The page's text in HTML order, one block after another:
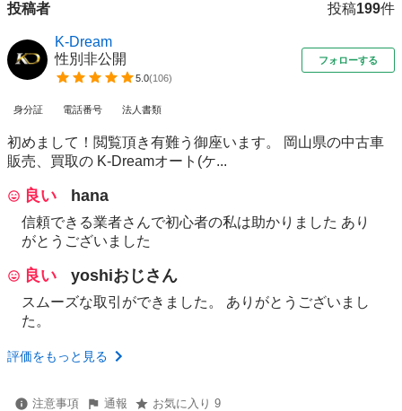
投稿者 投稿199件
K-Dream
性別非公開
5.0(106)
フォローする
身分証 電話番号 法人書類
初めまして！閲覧頂き有難う御座います。 岡山県の中古車
販売、買取の K-Dreamオート(ケ...
良い hana
信頼できる業者さんで初心者の私は助かりました あり
がとうございました
良い yoshiおじさん
スムーズな取引ができました。 ありがとうございまし
た。
評価をもっと見る
注意事項 通報 お気に入り 9